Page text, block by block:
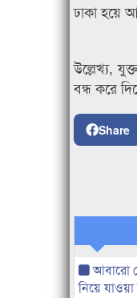
ঢাকা হয়ে
উল্লেখ্য,
বন্ধ করে
Share
আবারো
নিয়ে